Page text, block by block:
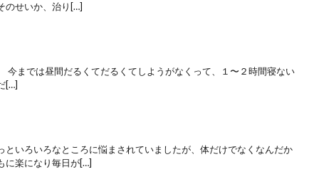
のせいか、治り[…]
今までは昼間だるくてだるくてしようがなくって、１〜２時間寝ない
[…]
いろいろなところに悩まされていましたが、体だけでなくなんだか
に楽になり毎日が[…]